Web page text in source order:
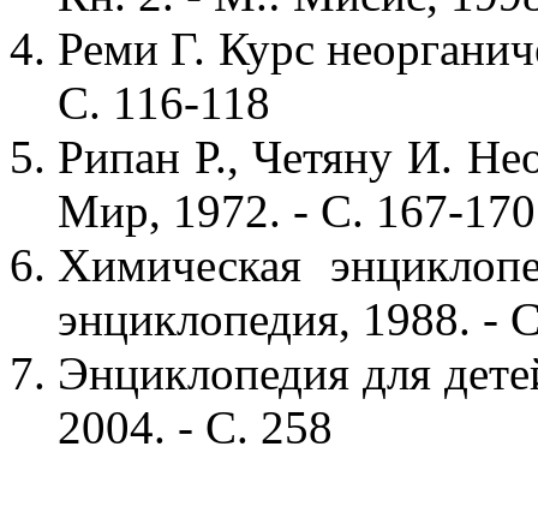
Реми Г. Курс
С. 116-118
Рипан Р., Четяну И.
Мир, 1972. - С. 167-170
Химическая
энциклопедия, 1988. -
Энциклопедия для
2004. - С. 258